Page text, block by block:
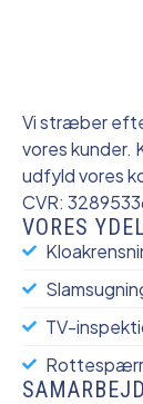
Vi stræber
vores kunder.
udfyld vores
CVR:
VORES
TV-